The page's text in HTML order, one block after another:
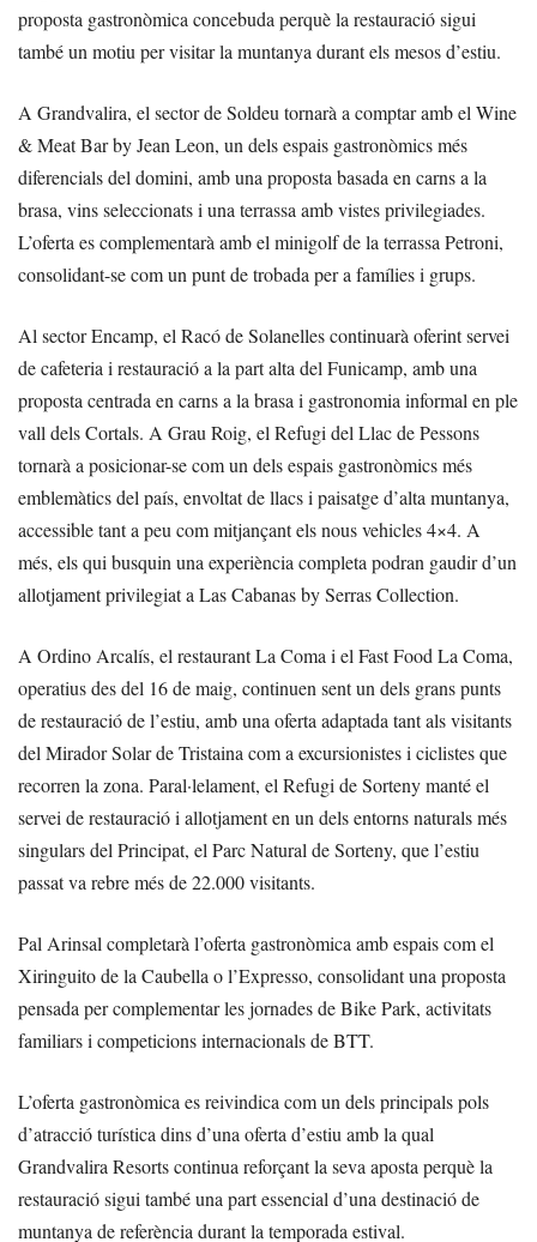
proposta gastronòmica concebuda perquè la restauració sigui
també un motiu per visitar la muntanya durant els mesos d’estiu.
A Grandvalira, el sector de Soldeu tornarà a comptar amb el Wine
& Meat Bar by Jean Leon, un dels espais gastronòmics més
diferencials del domini, amb una proposta basada en carns a la
brasa, vins seleccionats i una terrassa amb vistes privilegiades.
L’oferta es complementarà amb el minigolf de la terrassa Petroni,
consolidant-se com un punt de trobada per a famílies i grups.
Al sector Encamp, el Racó de Solanelles continuarà oferint servei
de cafeteria i restauració a la part alta del Funicamp, amb una
proposta centrada en carns a la brasa i gastronomia informal en ple
vall dels Cortals. A Grau Roig, el Refugi del Llac de Pessons
tornarà a posicionar-se com un dels espais gastronòmics més
emblemàtics del país, envoltat de llacs i paisatge d’alta muntanya,
accessible tant a peu com mitjançant els nous vehicles 4×4. A
més, els qui busquin una experiència completa podran gaudir d’un
allotjament privilegiat a Las Cabanas by Serras Collection.
A Ordino Arcalís, el restaurant La Coma i el Fast Food La Coma,
operatius des del 16 de maig, continuen sent un dels grans punts
de restauració de l’estiu, amb una oferta adaptada tant als visitants
del Mirador Solar de Tristaina com a excursionistes i ciclistes que
recorren la zona. Paral·lelament, el Refugi de Sorteny manté el
servei de restauració i allotjament en un dels entorns naturals més
singulars del Principat, el Parc Natural de Sorteny, que l’estiu
passat va rebre més de 22.000 visitants.
Pal Arinsal completarà l’oferta gastronòmica amb espais com el
Xiringuito de la Caubella o l’Expresso, consolidant una proposta
pensada per complementar les jornades de Bike Park, activitats
familiars i competicions internacionals de BTT.
L’oferta gastronòmica es reivindica com un dels principals pols
d’atracció turística dins d’una oferta d’estiu amb la qual
Grandvalira Resorts continua reforçant la seva aposta perquè la
restauració sigui també una part essencial d’una destinació de
muntanya de referència durant la temporada estival.